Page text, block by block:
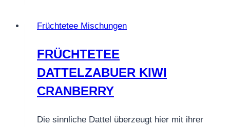
Samba
der
Tasse
Früchtetee Mischungen
FRÜCHTETEE
DATTELZABUER KIWI
CRANBERRY
Die sinnliche Dattel überzeugt hier mit ihrer